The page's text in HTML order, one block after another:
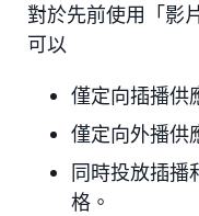
對於先前使用「影
可以
僅定向插播供
僅定向外播供
同時投放插播
格。